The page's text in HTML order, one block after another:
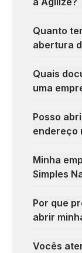
Quanto
abertura
Quais
uma
Posso
endereço
Minha
Simples
Por que
abrir
Vocês